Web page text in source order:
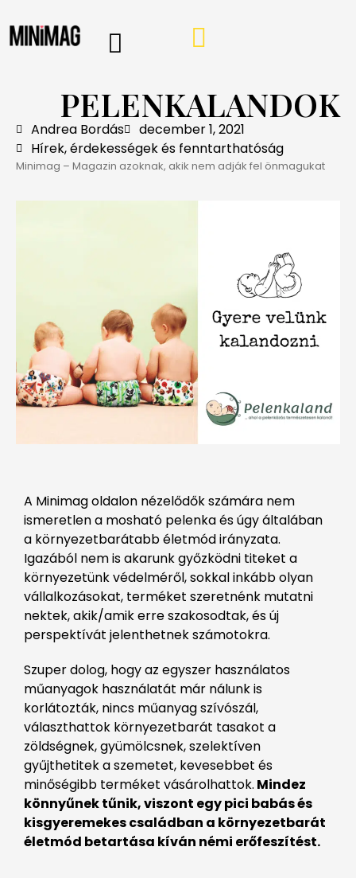
PELENKALANDOK
Andrea Bordás
december 1, 2021
Hírek, érdekességek és fenntarthatóság
Minimag – Magazin azoknak, akik nem adják fel önmagukat
A Minimag oldalon nézelődők számára nem
ismeretlen a mosható pelenka és úgy általában
a környezetbarátabb életmód irányzata.
Igazából nem is akarunk győzködni titeket a
környezetünk védelméről, sokkal inkább olyan
vállalkozásokat, terméket szeretnénk mutatni
nektek, akik/amik erre szakosodtak, és új
perspektívát jelenthetnek számotokra.
Szuper dolog, hogy az egyszer használatos
műanyagok használatát már nálunk is
korlátozták, nincs műanyag szívószál,
választhattok környezetbarát tasakot a
zöldségnek, gyümölcsnek, szelektíven
gyűjthetitek a szemetet, kevesebbet és
minőségibb terméket vásárolhattok. Mindez
könnyűnek tűnik, viszont egy pici babás és
kisgyeremekes családban a környezetbarát
életmód betartása kíván némi erőfeszítést.